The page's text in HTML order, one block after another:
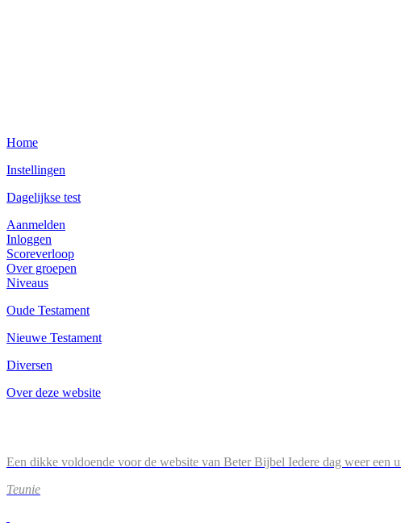
Home
Instellingen
Dagelijkse test
Aanmelden
Inloggen
Scoreverloop
Over groepen
Niveaus
Oude Testament
Nieuwe Testament
Diversen
Over deze website
Een dikke voldoende voor de website van Beter Bijbel Iedere dag weer een
Teunie